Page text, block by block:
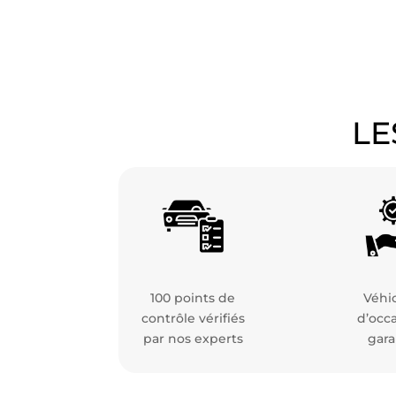
100 points de
contrôle vérifiés
par nos experts